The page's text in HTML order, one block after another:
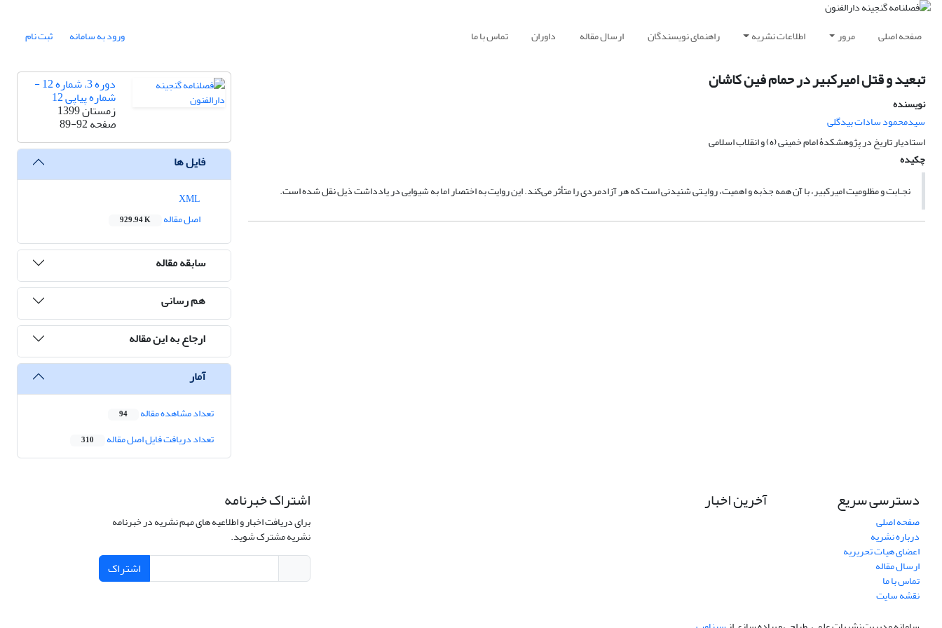
صفحه اصلی مرور اطلاعات نشریه راهنمای نویسندگان ارسال مقاله داوران تماس با ما ورود به سامانه ثبت نام
تبعید و قتل امیرکبیر در حمام فین کاشان
نویسنده
سیدمحمود سادات بیدگلی
استادیار تاریخ در پژوهشکدۀ امام خمینی (ه) و انقلاب اسلامی
چکیده
نجـابت و مظلومیت امیرکبیر، با آن همه جذبه و اهمیت، روایـتی شنیدنی است که هر آزادمردی را متأثر می‌کند. این روایت به اختصار اما به شیوایی در یادداشت ذیل نقل شده است.
دوره 3، شماره 12 -
شماره پیاپی 12
زمستان 1399
صفحه89-92
فایل ها
اصل مقاله
929.94 K
سابقه مقاله
هم رسانی
ارجاع به این مقاله
آمار
تعداد مشاهده مقاله 94
تعداد دریافت فایل اصل مقاله 310
دسترسی سریع
صفحه اصلی
درباره نشریه
اعضای هیات تحریریه
ارسال مقاله
تماس با ما
نقشه سایت
آخرین اخبار اشتراک خبرنامه
برای دریافت اخبار و اطلاعیه های مهم نشریه در خبرنامه
نشریه مشترک شوید.
اشتراک